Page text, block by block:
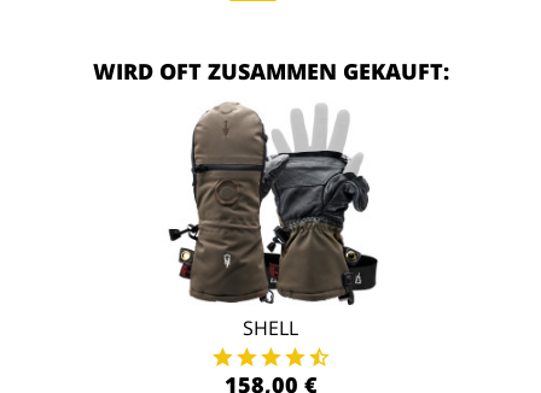
WIRD OFT ZUSAMMEN GEKAUFT:
SHELL
158,00 €